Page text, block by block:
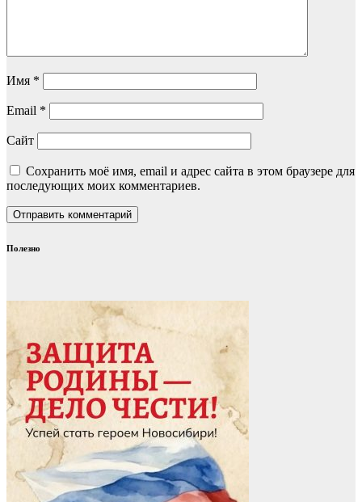
Имя *
Email *
Сайт
Сохранить моё имя, email и адрес сайта в этом браузере для
последующих моих комментариев.
Полезно